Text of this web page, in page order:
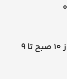
ساعات کاری: شنبه تا پنجشنبه از ۱۰ صبح تا ۹